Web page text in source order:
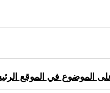
الموضوع في الموقع